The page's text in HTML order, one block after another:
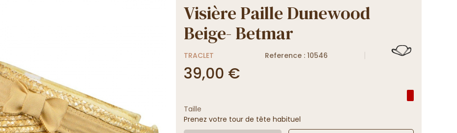
Visière Paille Dunewood
Beige- Betmar
TRACLET Reference : 10546
39,00 €
Taille
Prenez votre tour de tête habituel